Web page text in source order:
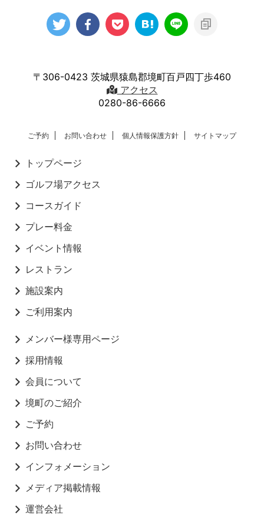
〒306-0423 茨城県猿島郡境町百戸四丁歩460
アクセス
0280-86-6666
ご予約 お問い合わせ 個人情報保護方針 サイトマップ
トップページ
ゴルフ場アクセス
コースガイド
プレー料金
イベント情報
レストラン
施設案内
ご利用案内
メンバー様専用ページ
採用情報
会員について
境町のご紹介
ご予約
お問い合わせ
インフォメーション
メディア掲載情報
運営会社